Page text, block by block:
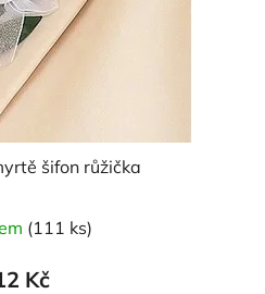
šifon růžička
(111 ks)
Kč